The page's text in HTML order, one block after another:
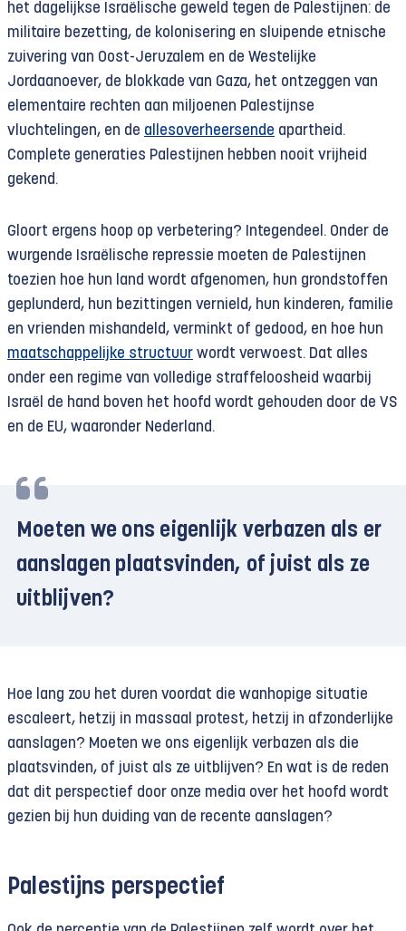
het dagelijkse Israëlische geweld tegen de Palestijnen: de
militaire bezetting, de kolonisering en sluipende etnische
zuivering van Oost-Jeruzalem en de Westelijke
Jordaanoever, de blokkade van Gaza, het ontzeggen van
elementaire rechten aan miljoenen Palestijnse
vluchtelingen, en de allesoverheersende apartheid.
Complete generaties Palestijnen hebben nooit vrijheid
gekend.
Gloort ergens hoop op verbetering? Integendeel. Onder de
wurgende Israëlische repressie moeten de Palestijnen
toezien hoe hun land wordt afgenomen, hun grondstoffen
geplunderd, hun bezittingen vernield, hun kinderen, familie
en vrienden mishandeld, verminkt of gedood, en hoe hun
maatschappelijke structuur wordt verwoest. Dat alles
onder een regime van volledige straffeloosheid waarbij
Israël de hand boven het hoofd wordt gehouden door de VS
en de EU, waaronder Nederland.
Moeten we ons eigenlijk verbazen als er
aanslagen plaatsvinden, of juist als ze
uitblijven?
Hoe lang zou het duren voordat die wanhopige situatie
escaleert, hetzij in massaal protest, hetzij in afzonderlijke
aanslagen? Moeten we ons eigenlijk verbazen als die
plaatsvinden, of juist als ze uitblijven? En wat is de reden
dat dit perspectief door onze media over het hoofd wordt
gezien bij hun duiding van de recente aanslagen?
Palestijns perspectief